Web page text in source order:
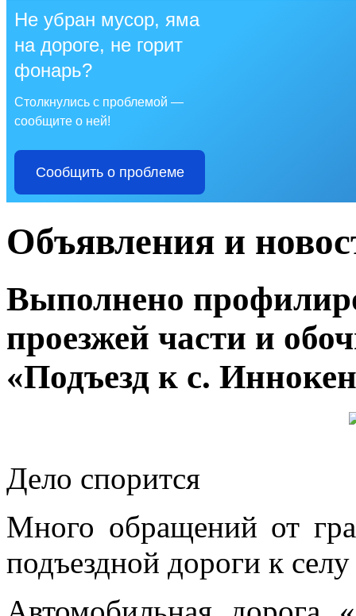
Не убран мусор, яма
на дороге, не горит
фонарь?
Столкнулись с проблемой —
сообщите о ней!
Сообщить о проблеме
Объявления и
Выполнено
проезжей части и
«Подъезд к с.
Дело спорится
Много обращений от
подъездной дороги к